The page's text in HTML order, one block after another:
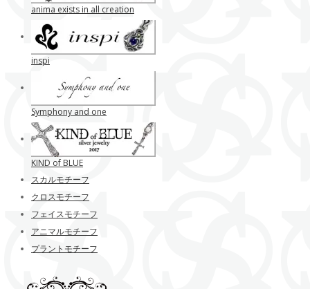
anima exists in all creation
inspi
Symphony and one
KIND of BLUE
スカルモチーフ
クロスモチーフ
フェイスモチーフ
アニマルモチーフ
プラントモチーフ